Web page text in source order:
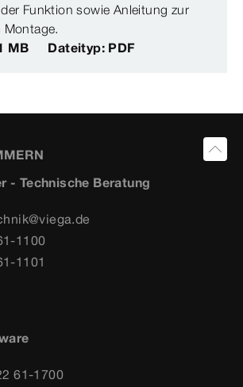
Funktion sowie Anleitung zur
Montage.
MB
Dateityp: PDF
- Technische Beratung
1100
1101
61-1700